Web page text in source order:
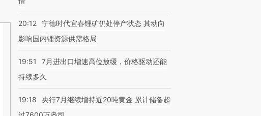
20:12 宁德时代宜春锂矿仍处停产状态 其动向
影响国内锂资源供需格局
19:51
7月进出口增速高位放缓，价格驱动还能
持续多久
19:18
央行7月继续增持近20吨黄金 累计储备超